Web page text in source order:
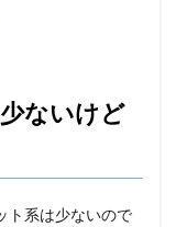
ないけど
ト系は少ないので